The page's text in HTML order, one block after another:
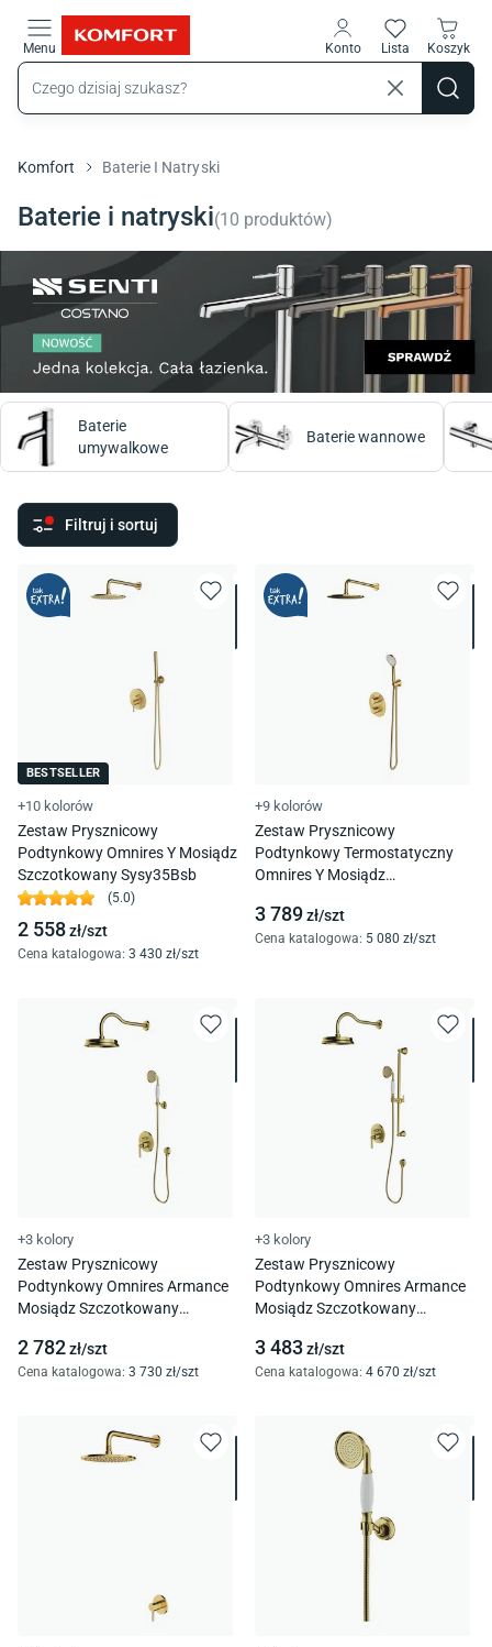
Menu Konto Lista Koszyk
Komfort Baterie I Natryski
Baterie i natryski(10 produktów)
Baterie
umywalkowe
Baterie wannowe
Filtruj i sortuj
BESTSELLER
+10 kolorów
Zestaw Prysznicowy
Podtynkowy Omnires Y Mosiądz
Szczotkowany Sysy35Bsb
(5.0)
2 558zł/szt
Cena katalogowa: 3 430 zł/szt
+9 kolorów
Zestaw Prysznicowy
Podtynkowy Termostatyczny
Omnires Y Mosiądz
3 789zł/szt
Cena katalogowa: 5 080 zł/szt
+3 kolory
Zestaw Prysznicowy
Podtynkowy Omnires Armance
Mosiądz Szczotkowany
2 782zł/szt
Cena katalogowa: 3 730 zł/szt
+3 kolory
Zestaw Prysznicowy
Podtynkowy Omnires Armance
Mosiądz Szczotkowany
3 483zł/szt
Cena katalogowa: 4 670 zł/szt